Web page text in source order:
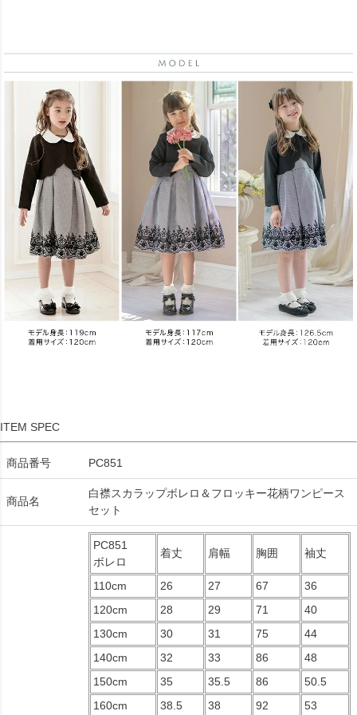
ITEM SPEC
商品番号 PC851
商品名
白襟スカラップボレロ＆フロッキー花柄ワンピース
セット
PC851
ボレロ
着丈 肩幅 胸囲 袖丈
110cm 26 27 67
36
120cm
28 29 71
40
130cm
30 31 75
44
140cm
32 33 86
48
150cm
35 35.5 86
50.5
160cm
38.5 38 92 53